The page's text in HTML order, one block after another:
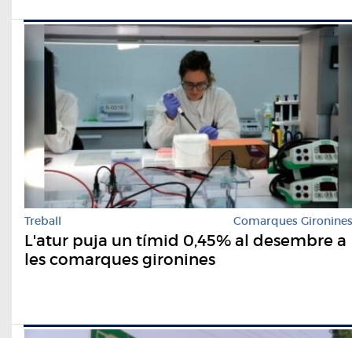
Treball Comarques Gironines
L'atur puja un tímid 0,45% al desembre a
les comarques gironines